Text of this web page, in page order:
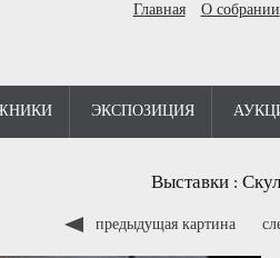
Главная О собрании
ЭКСПОЗИЦИЯ
Выставки :
предыдущая картина